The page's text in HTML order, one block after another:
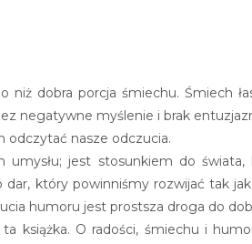
niż dobra porcja śmiechu. Śmiech
negatywne myślenie i brak
odczytać nasze odczucia.
umysłu; jest stosunkiem do
który powinniśmy rozwijać tak
humoru jest prostsza droga do
książka. O radości, śmiechu i